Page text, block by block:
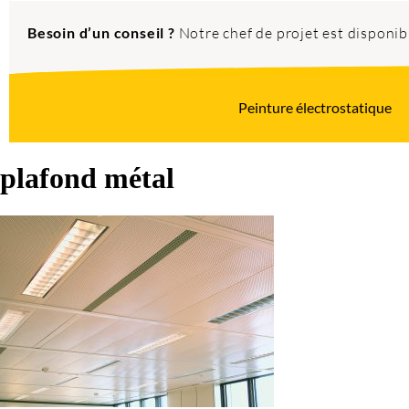
Besoin d’un conseil ? Notre chef de projet est
Peinture électrostatique
plafond métal